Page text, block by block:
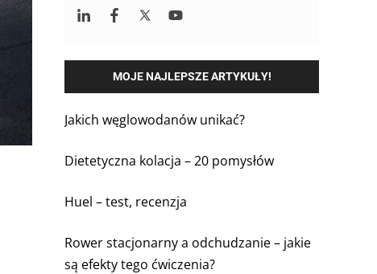
MOJE NAJLEPSZE ARTYKUŁY!
Jakich węglowodanów unikać?
Dietetyczna kolacja – 20 pomysłów
Huel – test, recenzja
Rower stacjonarny a odchudzanie – jakie
są efekty tego ćwiczenia?